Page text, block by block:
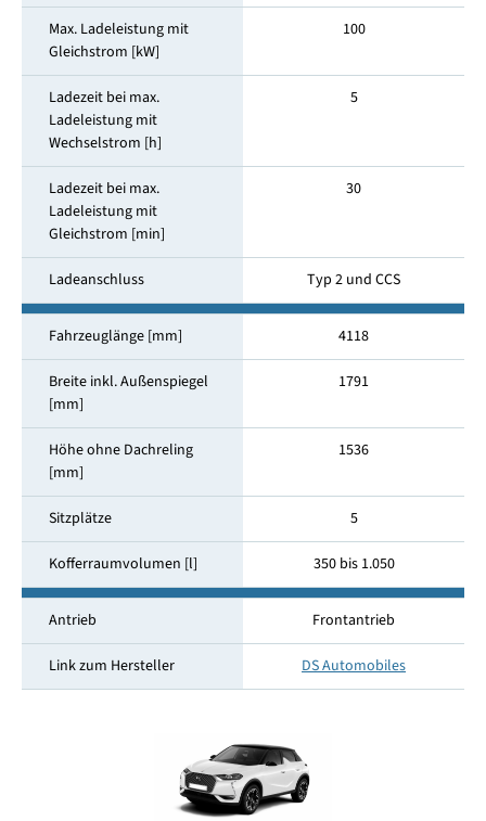
Max. Ladeleistung mit
Gleichstrom [kW]
100
Ladezeit bei max.
Ladeleistung mit
Wechselstrom [h]
5
Ladezeit bei max.
Ladeleistung mit
Gleichstrom [min]
30
Ladeanschluss Typ 2 und CCS
Fahrzeuglänge [mm] 4118
Breite inkl. Außenspiegel
[mm]
1791
Höhe ohne Dachreling
[mm]
1536
Sitzplätze 5
Kofferraumvolumen [l] 350 bis 1.050
Antrieb Frontantrieb
Link zum Hersteller DS Automobiles